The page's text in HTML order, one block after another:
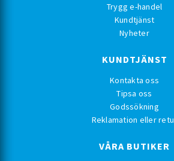
Trygg e-handel
Kundtjänst
Nyheter
KUNDTJÄNST
Kontakta oss
Tipsa oss
Godssökning
Reklamation eller
VÅRA BUTIKER